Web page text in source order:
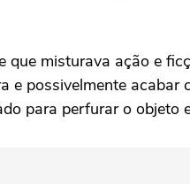
que misturava ação e
e possivelmente
para perfurar o